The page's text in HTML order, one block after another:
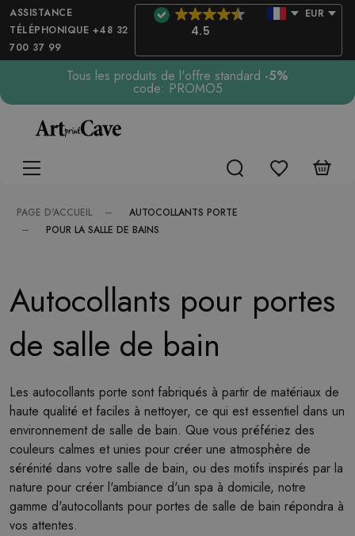
ASSISTANCE
TÉLÉPHONIQUE +48 32
700 37 99
4.5
EUR
Tous les produits de l'offre standard -5%
code: PROMO5
PAGE D'ACCUEIL
AUTOCOLLANTS PORTE
POUR LA SALLE DE BAINS
Autocollants pour portes
de salle de bain
Les autocollants porte sont fabriqués à partir de matériaux de
haute qualité et faciles à nettoyer, ce qui est essentiel dans un
environnement de salle de bain. Que vous préfériez des
couleurs calmes et unies pour créer une atmosphère de
sérénité dans votre salle de bain, ou des motifs inspirés par la
nature pour créer l'ambiance d'un spa à domicile, notre
gamme d'autocollants pour portes de salle de bain répondra à
vos attentes.